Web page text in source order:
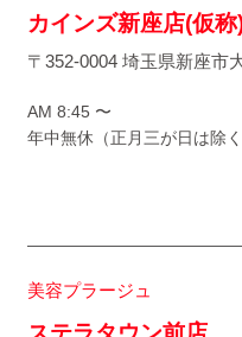
カインズ新座店(仮称
〒352-0004 埼玉県新座市
AM 8:45 〜
年中無休（正月三が日は除く
美容プラージュ